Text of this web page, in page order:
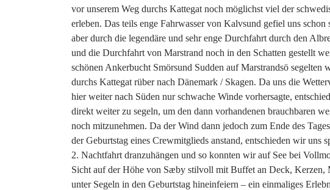
vor unserem Weg durchs Kattegat noch möglichst viel der
erleben. Das teils enge Fahrwasser von Kalvsund gefiel uns schon
aber durch die legendäre und sehr enge Durchfahrt durch den
und die Durchfahrt von Marstrand noch in den Schatten gestellt
schönen Ankerbucht Smörsund Sudden auf Marstrandsö segelten
durchs Kattegat rüber nach Dänemark / Skagen. Da uns die
hier weiter nach Süden nur schwache Winde vorhersagte,
direkt weiter zu segeln, um den dann vorhandenen brauchbaren
noch mitzunehmen. Da der Wind dann jedoch zum Ende des
der Geburtstag eines Crewmitglieds anstand, entschieden wir uns
2. Nachtfahrt dranzuhängen und so konnten wir auf See bei
Sicht auf der Höhe von Sæby stilvoll mit Buffet an Deck, Kerzen,
unter Segeln in den Geburtstag hineinfeiern – ein einmaliges